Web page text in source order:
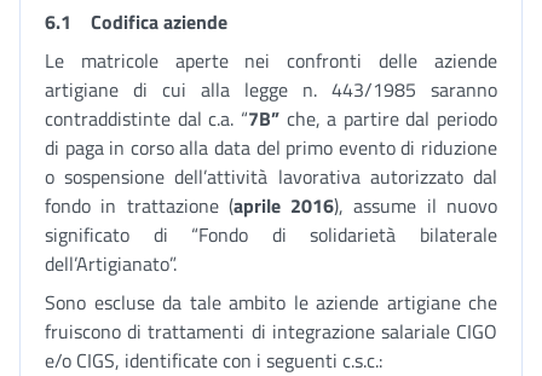
6.1 Codifica aziende
Le matricole aperte nei confronti delle aziende
artigiane di cui alla legge n. 443/1985 saranno
contraddistinte dal c.a. “7B”che, a partire dal periodo
di paga in corso alla data del primo evento di riduzione
o sospensione dell’attività lavorativa autorizzato dal
fondo in trattazione (aprile 2016), assume il nuovo
significato di “Fondo di solidarietà bilaterale
dell’Artigianato”.
Sono escluse da tale ambito le aziende artigiane che
fruiscono di trattamenti di integrazione salariale CIGO
e/o CIGS, identificate con i seguenti c.s.c.: